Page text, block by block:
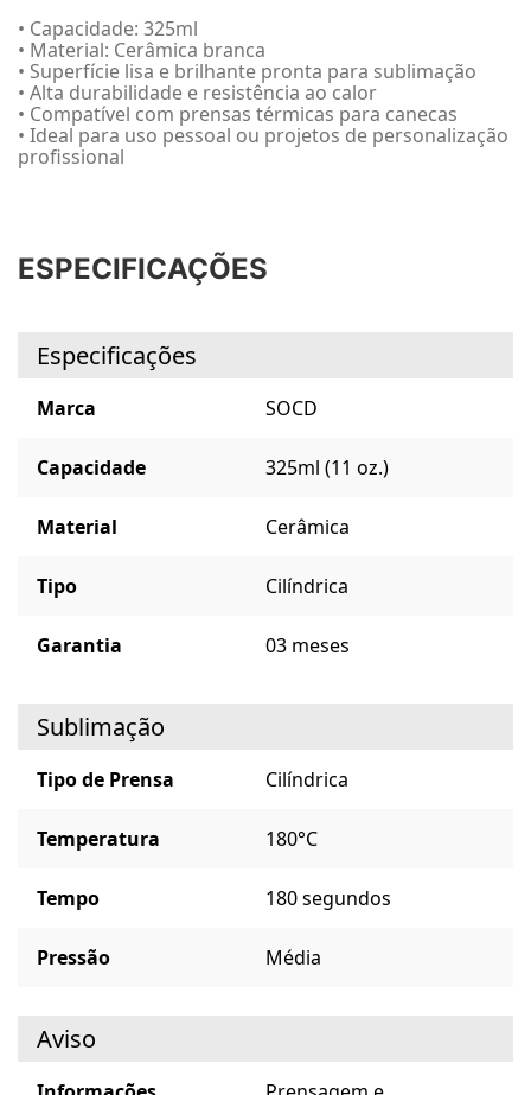
• Capacidade: 325ml
• Material: Cerâmica branca
• Superfície lisa e brilhante pronta para sublimação
• Alta durabilidade e resistência ao calor
• Compatível com prensas térmicas para canecas
• Ideal para uso pessoal ou projetos de personalização
profissional
ESPECIFICAÇÕES
Especificações
Marca SOCD
Capacidade 325ml (11 oz.)
Material Cerâmica
Tipo Cilíndrica
Garantia 03 meses
Sublimação
Tipo de Prensa Cilíndrica
Temperatura 180°C
Tempo 180 segundos
Pressão Média
Aviso